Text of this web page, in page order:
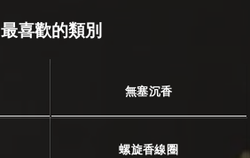
最喜歡的類別
無塞沉香
螺旋香線圈